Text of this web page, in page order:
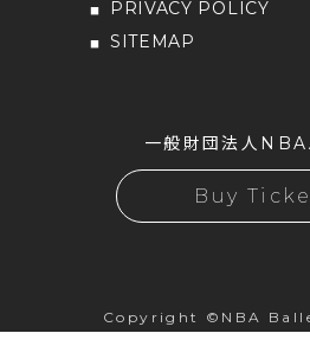
PRIVACY POLICY
SITEMAP
一般財団法人NBA
Buy
Copyright ©NBA